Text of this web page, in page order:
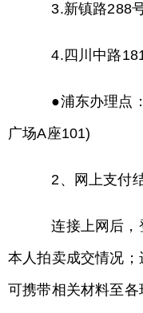
3.新镇路288号
4.四川中路181
●浦东办理点：
广场A座101)
2、网上支付
连接上网后，
本人拍卖成交情况
可携带相关材料至